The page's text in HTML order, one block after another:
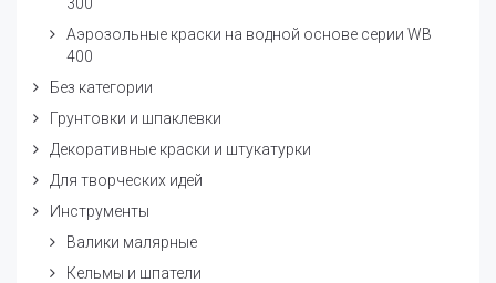
Аэрозольные краски на водной основе серии WB
400
Без категории
Грунтовки и шпаклевки
Декоративные краски и штукатурки
Для творческих идей
Инструменты
Валики малярные
Кельмы и шпатели